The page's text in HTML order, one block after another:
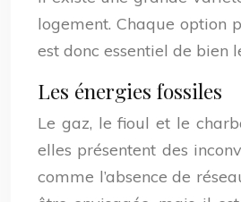
logement. Chaque option
est donc essentiel de bien
Les énergies fossiles
Le gaz, le fioul et le
elles présentent des
comme l’absence de